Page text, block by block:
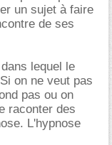
un sujet à faire
de ses
lequel le
on ne veut pas
pas ou on
raconter des
L'hypnose